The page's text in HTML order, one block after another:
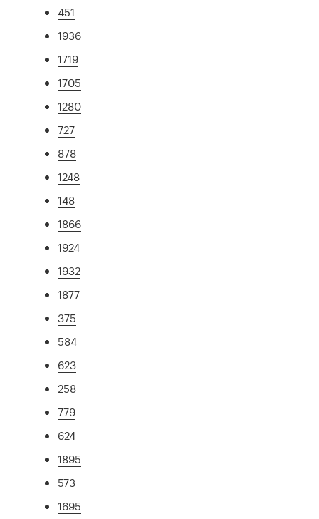
451
1936
1719
1705
1280
727
878
1248
148
1866
1924
1932
1877
375
584
623
258
779
624
1895
573
1695